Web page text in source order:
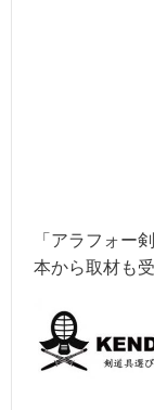
「アラフォー
本から取材も受